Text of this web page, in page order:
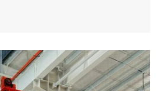
时，微束等离子焊机必须在原地停
持续保护高温焊缝，避免氧化。总